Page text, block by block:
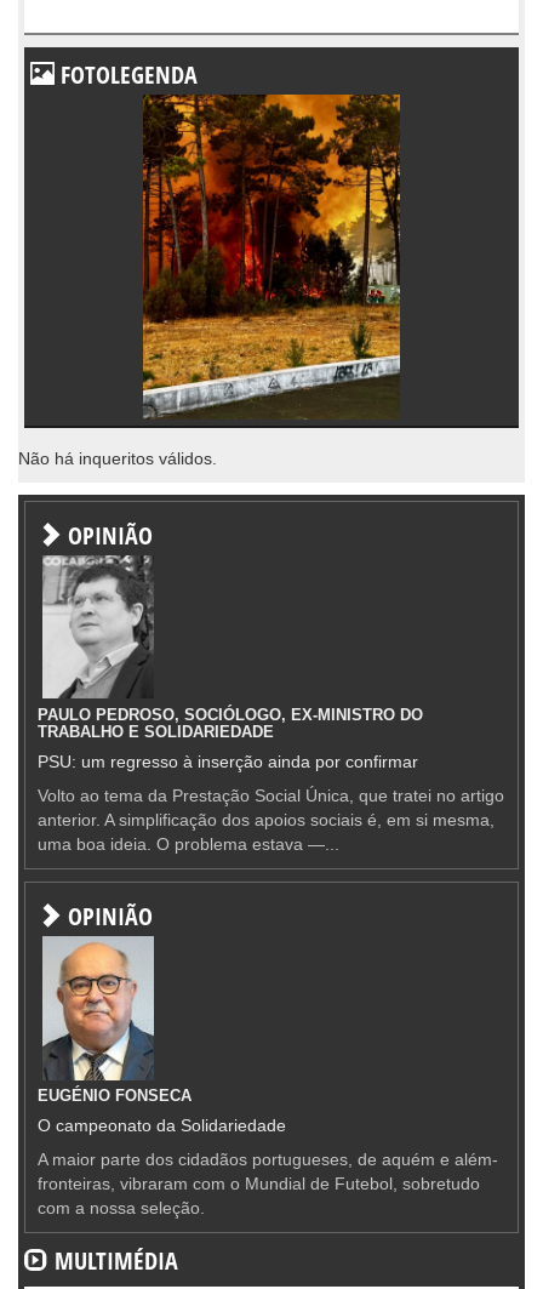
FOTOLEGENDA
Não há inqueritos válidos.
OPINIÃO
PAULO PEDROSO, SOCIÓLOGO, EX-MINISTRO DO
TRABALHO E SOLIDARIEDADE
PSU: um regresso à inserção ainda por confirmar
Volto ao tema da Prestação Social Única, que tratei no artigo
anterior. A simplificação dos apoios sociais é, em si mesma,
uma boa ideia. O problema estava —...
OPINIÃO
EUGÉNIO FONSECA
O campeonato da Solidariedade
A maior parte dos cidadãos portugueses, de aquém e além-
fronteiras, vibraram com o Mundial de Futebol, sobretudo
com a nossa seleção.
MULTIMÉDIA